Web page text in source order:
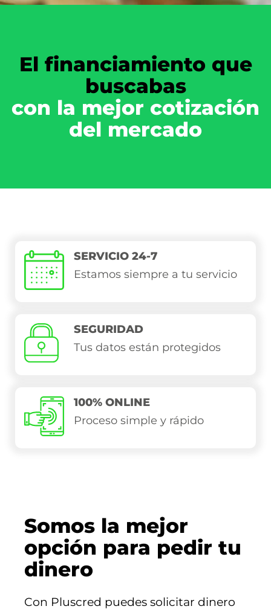
El financiamiento que
buscabas
con la mejor cotización
del mercado
SERVICIO 24-7
Estamos siempre a tu servicio
SEGURIDAD
Tus datos están protegidos
100% ONLINE
Proceso simple y rápido
Somos la mejor
opción para pedir tu
dinero
Con Pluscred puedes solicitar dinero